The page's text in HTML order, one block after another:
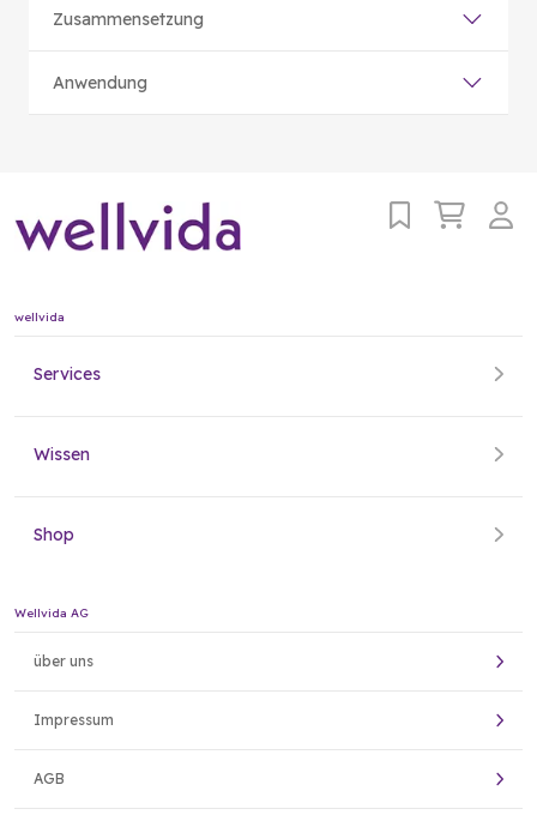
Zusammensetzung
Anwendung
wellvida
Services
Wissen
Shop
Wellvida AG
über uns
Impressum
AGB